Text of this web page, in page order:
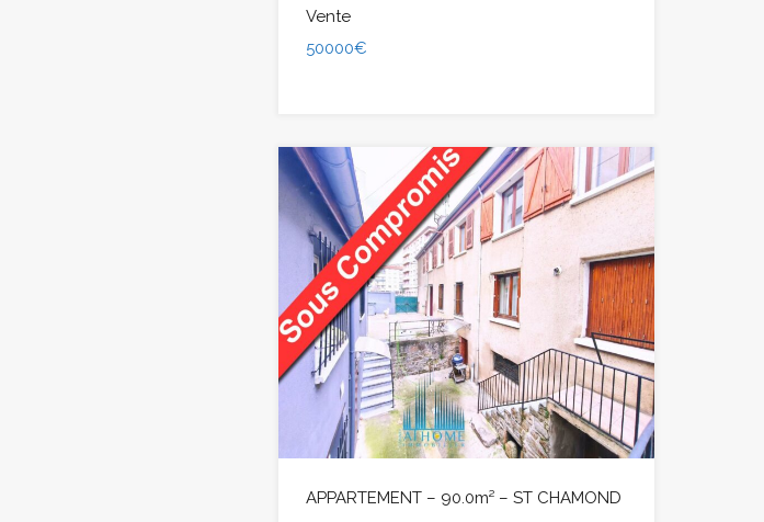
Vente
50000€
APPARTEMENT – 90.0m² – ST CHAMOND